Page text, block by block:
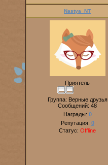
Nastya_NT
Приятель
Группа: Верные друзья
Сообщений: 48
Награды: 0
Репутация: 0
Статус: Offline